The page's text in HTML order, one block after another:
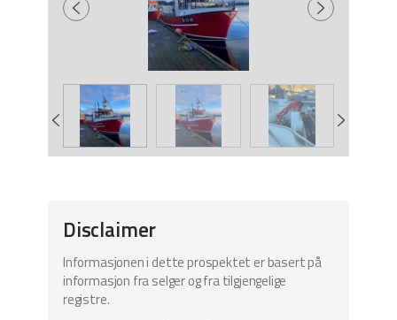
Disclaimer
Informasjonen i dette prospektet er basert på
informasjon fra selger og fra tilgjengelige
registre.